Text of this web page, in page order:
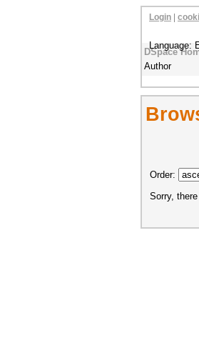
DSpace
Author
Login
Language:
Order:
Sorry,